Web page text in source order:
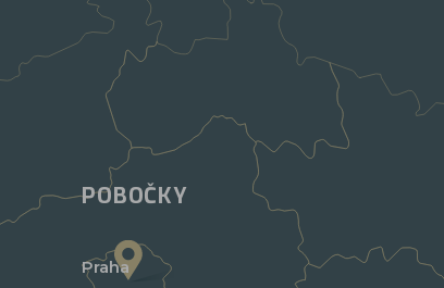
POBOČKY
Praha